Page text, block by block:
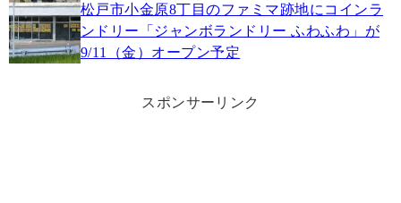
松戸市小金原8丁目のファミマ跡地にコインラ
ンドリー「ジャンボランドリー ふわふわ」が
9/11（金）オープン予定
スポンサーリンク